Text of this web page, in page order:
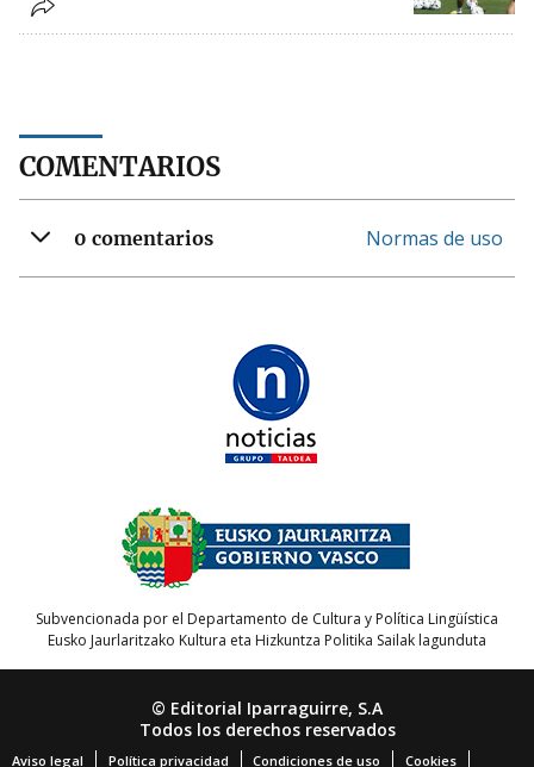
COMENTARIOS
0 comentarios Normas de uso
Subvencionada por el Departamento de Cultura y Política Lingüística
Eusko Jaurlaritzako Kultura eta Hizkuntza Politika Sailak lagunduta
© Editorial Iparraguirre, S.A
Todos los derechos reservados
Aviso legal Política privacidad Condiciones de uso Cookies